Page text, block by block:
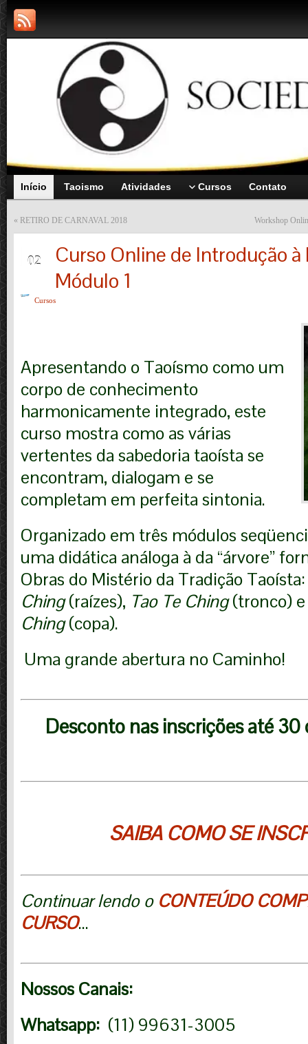
Início Taoismo Atividades Cursos Contato
« RETIRO DE CARNAVAL 2018 Workshop
02
Curso Online de Introdução
Módulo 1
Cursos
Apresentando o Taoísmo como um
corpo de conhecimento
harmonicamente integrado, este
curso mostra como as várias
vertentes da sabedoria taoísta se
encontram, dialogam e se
completam em perfeita sintonia.
Organizado em três módulos
uma didática análoga à da “árvore”
Obras do Mistério da Tradição
Ching(raízes), Tao Te Ching(tronco)
Ching(copa).
Uma grande abertura no Caminho!
Desconto nas inscrições até 30
SAIBA COMO SE
Continuar lendo o CONTEÚDO
CURSO…
Nossos Canais:
Whatsapp: (11) 99631-3005